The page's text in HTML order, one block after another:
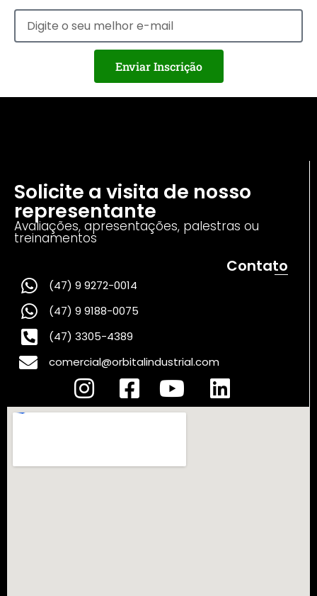
Enviar Inscrição
Solicite a visita de nosso
representante
Avaliações, apresentações, palestras ou
treinamentos
Contato
(47) 9 9272-0014
(47) 9 9188-0075
(47) 3305-4389
comercial@orbitalindustrial.com